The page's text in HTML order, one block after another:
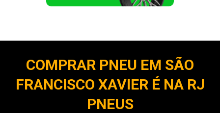
COMPRAR PNEU EM SÃO
FRANCISCO XAVIER É NA RJ
PNEUS